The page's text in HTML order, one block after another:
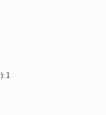
1